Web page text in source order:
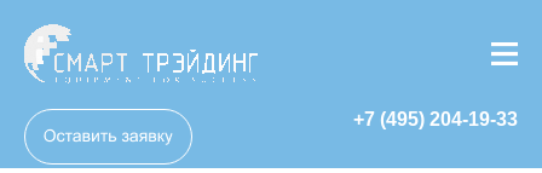
+7 (495) 204-19-33